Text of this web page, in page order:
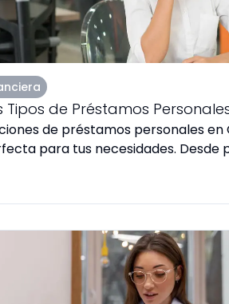
Tipos de Préstamos
de préstamos personales en
para tus necesidades. Desde